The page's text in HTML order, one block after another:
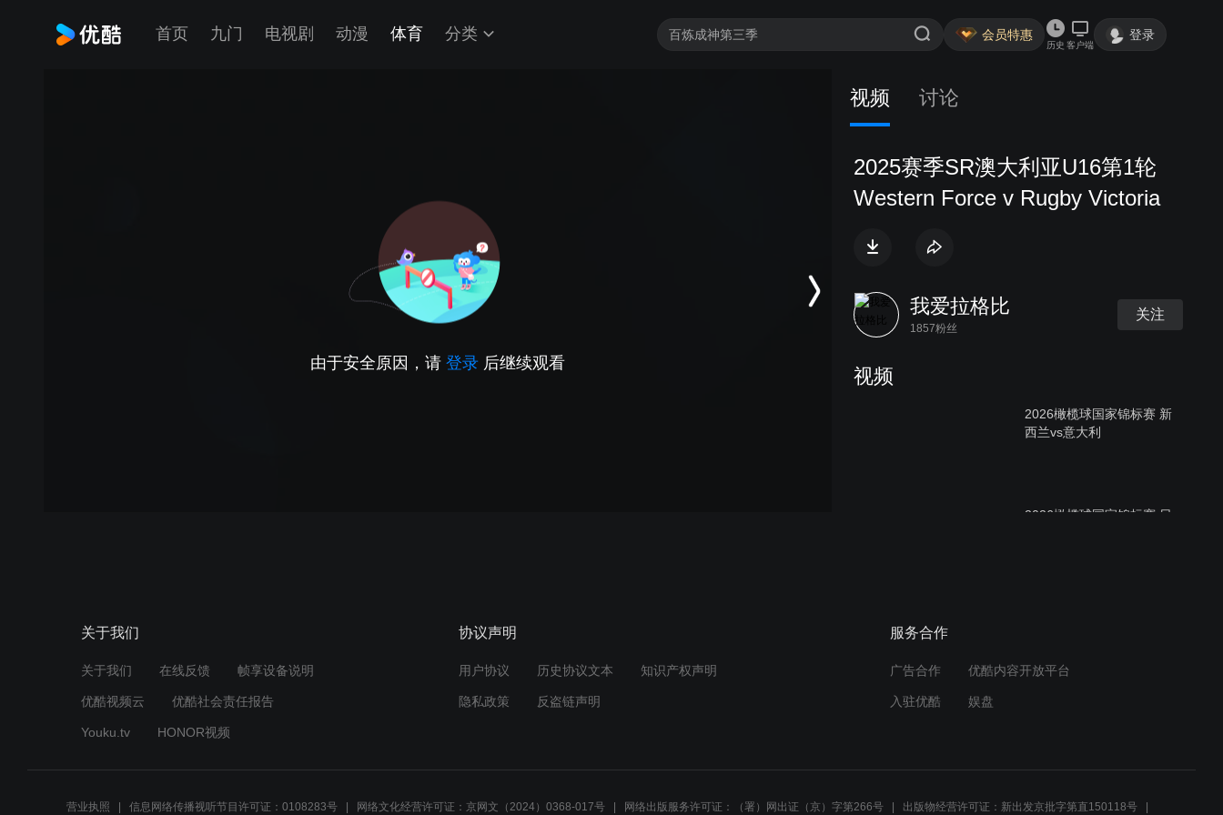
首页 九门 电视剧 动漫 体育 分类 会员特惠
历史 客户端
登录
由于安全原因，请 登录 后继续观看
视频 讨论
2025赛季SR澳大利亚U16第1轮
Western Force v Rugby Victoria
我爱拉格比
1857粉丝
关注
视频
2026橄榄球国家锦标赛 新
西兰vs意大利
2026橄榄球国家锦标赛 日
关于我们
关于我们 在线反馈 帧享设备说明
优酷视频云 优酷社会责任报告
Youku.tv HONOR视频
协议声明
用户协议 历史协议文本 知识产权声明
隐私政策 反盗链声明
服务合作
广告合作 优酷内容开放平台
入驻优酷 娱盘
营业执照 信息网络传播视听节目许可证：0108283号 网络文化经营许可证：京网文（2024）0368-017号 网络出版服务许可证：（署）网出证（京）字第266号 出版物经营许可证：新出发京批字第直150118号